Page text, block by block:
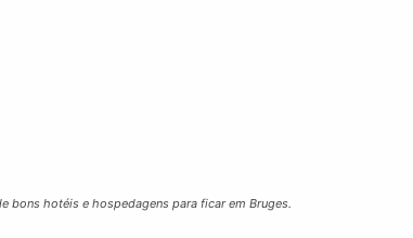
bons hotéis e hospedagens para ficar em Bruges.